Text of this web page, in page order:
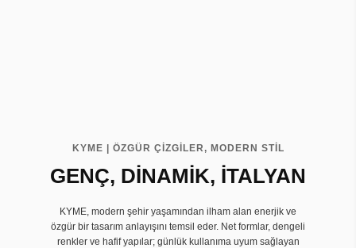
KYME | ÖZGÜR ÇİZGİLER, MODERN STİL
GENÇ, DİNAMİK, İTALYAN
KYME, modern şehir yaşamından ilham alan enerjik ve
özgür bir tasarım anlayışını temsil eder. Net formlar, dengeli
renkler ve hafif yapılar; günlük kullanıma uyum sağlayan